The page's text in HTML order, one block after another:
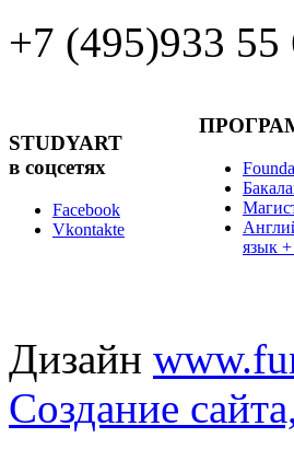
+7 (495)933 55
STUDYART
в соцсетях
Facebook
Vkontakte
язык
Дизайн
Создание